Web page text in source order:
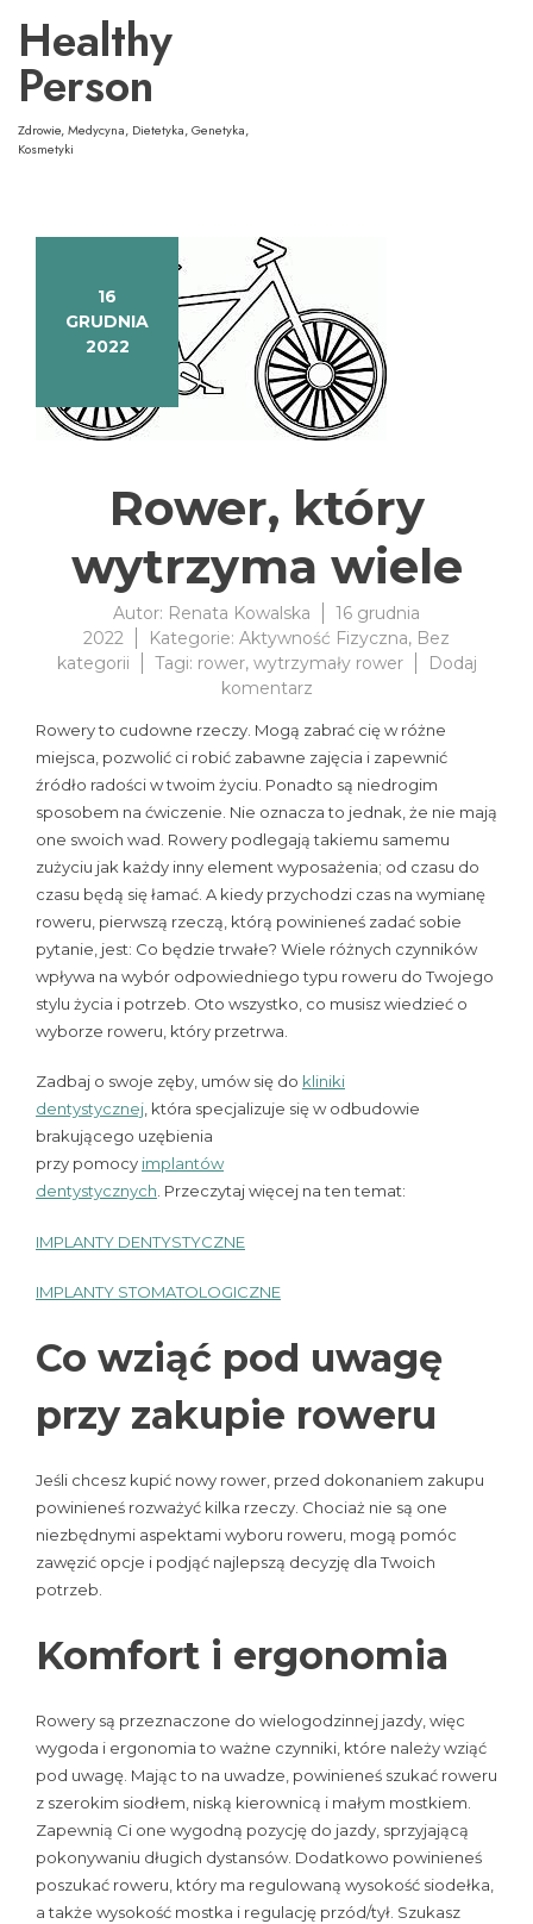
treściHealthy
Person
Zdrowie, Medycyna, Dietetyka, Genetyka,
Kosmetyki
16
GRUDNIA
2022
Rower, który
wytrzyma wiele
Autor: Renata Kowalska
16 grudnia
2022
Kategorie: Aktywność Fizyczna, Bez
kategorii
Tagi: rower, wytrzymały rower
Dodaj
komentarzdo
który
wytrzyma
wiele
Rowery to cudowne rzeczy. Mogą zabrać cię w różne
miejsca, pozwolić ci robić zabawne zajęcia i zapewnić
źródło radości w twoim życiu. Ponadto są niedrogim
sposobem na ćwiczenie. Nie oznacza to jednak, że nie mają
one swoich wad. Rowery podlegają takiemu samemu
zużyciu jak każdy inny element wyposażenia; od czasu do
czasu będą się łamać. A kiedy przychodzi czas na wymianę
roweru, pierwszą rzeczą, którą powinieneś zadać sobie
pytanie, jest: Co będzie trwałe? Wiele różnych czynników
wpływa na wybór odpowiedniego typu roweru do Twojego
stylu życia i potrzeb. Oto wszystko, co musisz wiedzieć o
wyborze roweru, który przetrwa.
Zadbaj o swoje zęby, umów się do kliniki
dentystycznej, która specjalizuje się w odbudowie
brakującego uzębienia
przy pomocy implantów
dentystycznych. Przeczytaj więcej na ten temat:
IMPLANTY DENTYSTYCZNE
IMPLANTY STOMATOLOGICZNE
Co wziąć pod uwagę
przy zakupie roweru
Jeśli chcesz kupić nowy rower, przed dokonaniem zakupu
powinieneś rozważyć kilka rzeczy. Chociaż nie są one
niezbędnymi aspektami wyboru roweru, mogą pomóc
zawęzić opcje i podjąć najlepszą decyzję dla Twoich
potrzeb.
Komfort i ergonomia
Rowery są przeznaczone do wielogodzinnej jazdy, więc
wygoda i ergonomia to ważne czynniki, które należy wziąć
pod uwagę. Mając to na uwadze, powinieneś szukać roweru
z szerokim siodłem, niską kierownicą i małym mostkiem.
Zapewnią Ci one wygodną pozycję do jazdy, sprzyjającą
pokonywaniu długich dystansów. Dodatkowo powinieneś
poszukać roweru, który ma regulowaną wysokość siodełka,
a także wysokość mostka i regulację przód/tył. Szukasz